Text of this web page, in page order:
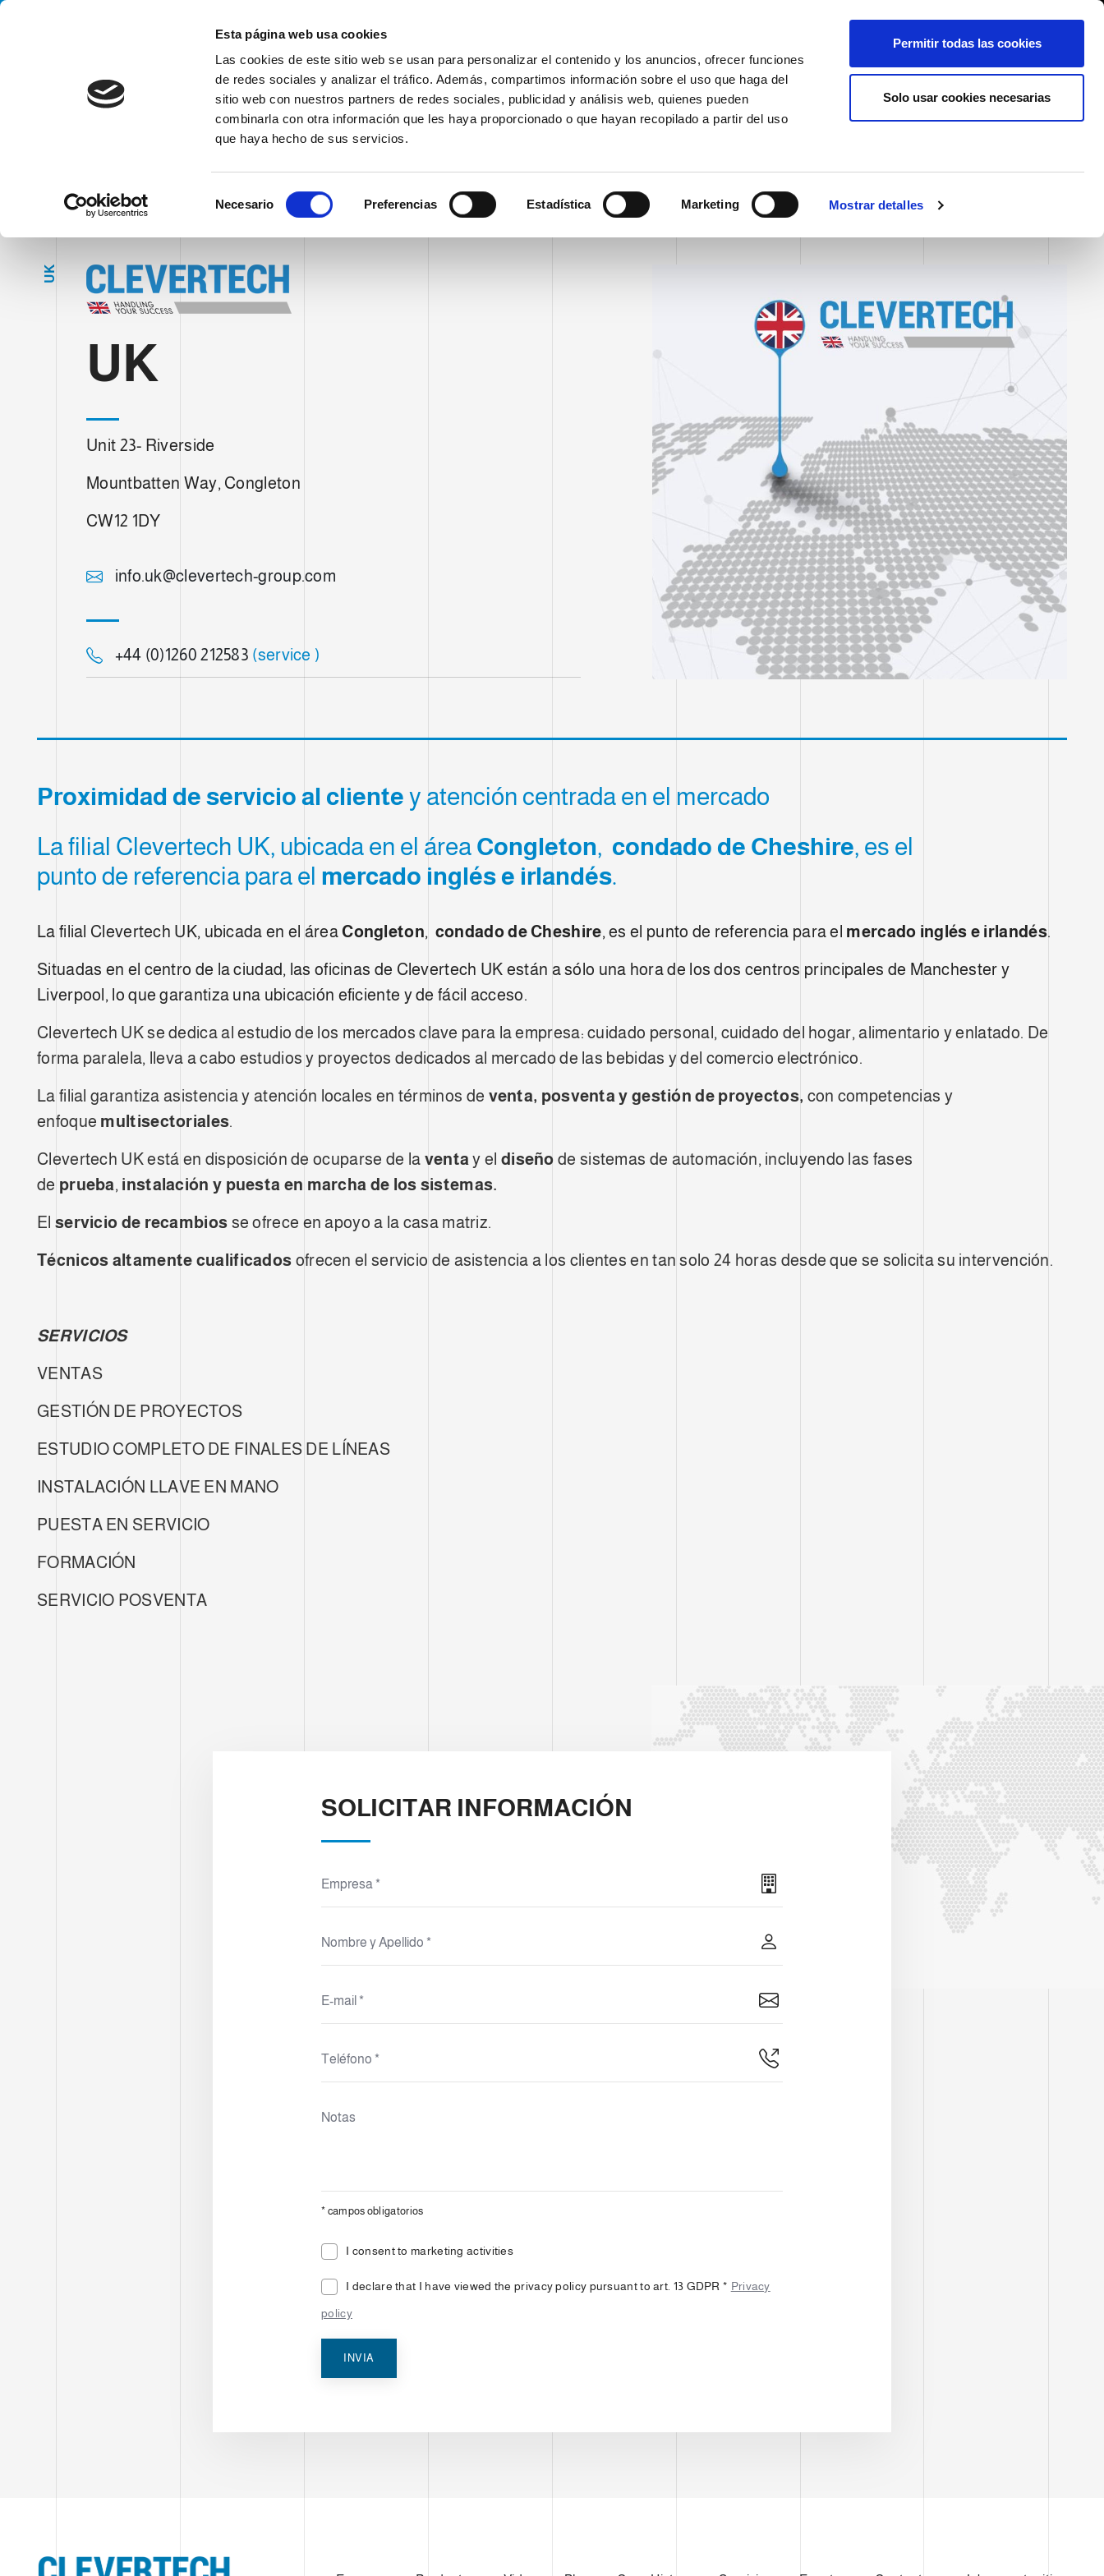
Esta página web usa cookies
Las cookies de este sitio web se usan para personalizar el contenido y los anuncios, ofrecer funciones
de redes sociales y analizar el tráfico. Además, compartimos información sobre el uso que haga del
sitio web con nuestros partners de redes sociales, publicidad y análisis web, quienes pueden
combinarla con otra información que les haya proporcionado o que hayan recopilado a partir del uso
que haya hecho de sus servicios.
e
c
c
i
e
m
t
Necesario Preferencias Estadística Marketing Mostrar detalles
Permitir todas las cookies
Solo usar cookies necesarias
Whistleblowing International/Español
EMPRESA PRODUCTOS VIDEO BLOG CASE HISTORY SERVICIOS
U
K
UK
Unit 23- Riverside
Mountbatten Way, Congleton
CW12 1DY
info.uk@clevertech-group.com
+44 (0)1260 212583 (service )
Proximidad de servicio al cliente y atención centrada en el mercado
La filial Clevertech UK, ubicada en el área Congleton, condado de Cheshire, es el
punto de referencia para el mercado inglés e irlandés.
La filial Clevertech UK, ubicada en el áreaCongleton, condado de Cheshire, es el punto de referencia para el mercado inglés e irlandés.
Situadas en el centro de la ciudad, las oficinas de Clevertech UK están a sólo una hora de los dos centros principales de Manchester y
Liverpool, lo que garantiza una ubicación eficiente y de fácil acceso.
Clevertech UK se dedica al estudio de los mercados clave para la empresa: cuidado personal, cuidado del hogar, alimentario y enlatado. De
forma paralela, lleva a cabo estudios y proyectos dedicados al mercado de las bebidas y del comercio electrónico.
La filial garantiza asistencia y atención locales en términos de venta, posventa y gestión de proyectos, con competencias y
enfoque multisectoriales.
Clevertech UK está en disposición de ocuparse de la ventay el diseño de sistemas de automación, incluyendo las fases
de prueba, instalación y puesta en marcha de los sistemas.
El servicio de recambios se ofrece en apoyo a la casa matriz.
Técnicos altamente cualificados ofrecen el servicio de asistencia a los clientes en tan solo 24 horas desde que se solicita su intervención.
SERVICIOS
VENTAS
GESTIÓN DE PROYECTOS
ESTUDIO COMPLETO DE FINALES DE LÍNEAS
INSTALACIÓN LLAVE EN MANO
PUESTA EN SERVICIO
FORMACIÓN
SERVICIO POSVENTA
SOLICITAR INFORMACIÓN
* campos obligatorios
I consent to marketing activities
I declare that I have viewed the privacy policy pursuant to art. 13 GDPR * Privacy
policy
INVIA